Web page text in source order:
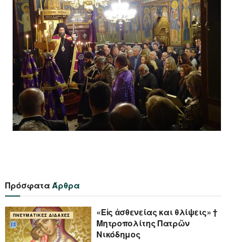
ΠρόσφαταΆρθρα
ΠΝΕΥΜΑΤΙΚΈΣ ΔΙΔΑΧΈΣ
«Eἰς ἀσθενείας και θλίψεις» †
Μητροπολίτης Πατρῶν
Νικόδημος